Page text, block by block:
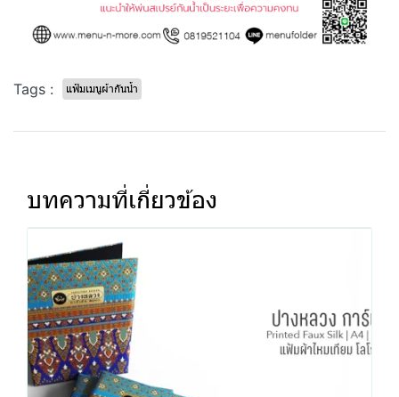
Tags : แฟ้มเมนูผ้ากันน้ำ
บทความที่เกี่ยวข้อง